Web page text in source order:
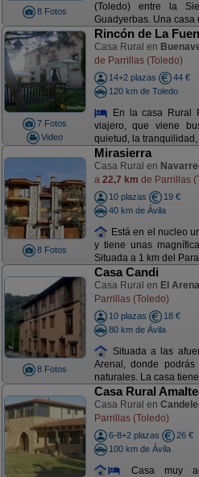
8 Fotos
(Toledo) entre la
Guadyerbas. Una casa
7 Fotos
Video
Rincón de La
Casa Rural en
de Parrillas (Toledo)
14+2 plazas
44 €
120 km de Toledo
En la casa Rural
viajero, que viene
quietud, la
8 Fotos
Mirasierra
Casa Rural en
a 22,7 km de Parrillas
10 plazas
19 €
40 km de Ávila
Está en el nucleo
y tiene unas
Situada a 1 km del
8 Fotos
Casa Candi
Casa Rural en El Arenal
Parrillas (Toledo)
10 plazas
18 €
80 km de Ávila
Situada a las
Arenal, donde
naturales. La casa
Casa Rural
Casa Rural en
Parrillas (Toledo)
6-8+2 plazas
26 €
100 km de Ávila
Casa muy